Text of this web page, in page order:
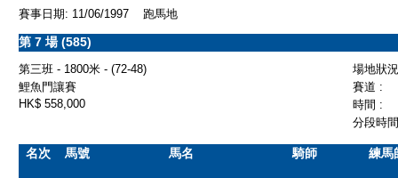
賽事日期: 11/06/1997 跑馬地
第 7 場 (585)
第三班 - 1800米 - (72-48)
場地狀
鯉魚門讓賽
賽道 :
HK$ 558,000
時間 :
分段時
名次 馬號 馬名 騎師 練馬